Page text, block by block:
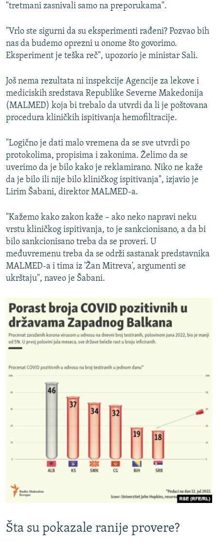
"tretmani zasnivali samo na preporukama".
"Vrlo ste sigurni da su eksperimenti rađeni? Pozvao bih
nas da budemo oprezni u onome što govorimo.
Eksperiment je teška reč", upozorio je ministar Sali.
Još nema rezultata ni inspekcije Agencije za lekove i
mediciskih sredstava Republike Severne Makedonija
(MALMED) koja bi trebalo da utvrdi da li je poštovana
procedura kliničkih ispitivanja hemofiltracije.
"Logično je dati malo vremena da se sve utvrdi po
protokolima, propisima i zakonima. Želimo da se
uverimo da je bilo kako je reklamirano. Niko ne kaže
da je bilo ili nije bilo kliničkog ispitivanja", izjavio je
Lirim Šabani, direktor MALMED-a.
"Kažemo kako zakon kaže – ako neko napravi neku
vrstu kliničkog ispitivanja, to je sankcionisano, a da bi
bilo sankcionisano treba da se proveri. U
međuvremenu treba da se održi sastanak predstavnika
MALMED-a i tima iz 'Žan Mitreva', argumenti se
ukrštaju", naveo je Šabani.
Šta su pokazale ranije provere?